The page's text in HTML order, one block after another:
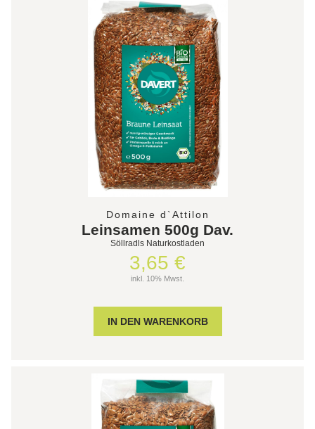
Domaine d`Attilon
Leinsamen 500g Dav.
Söllradls Naturkostladen
3,65 €
inkl. 10% Mwst.